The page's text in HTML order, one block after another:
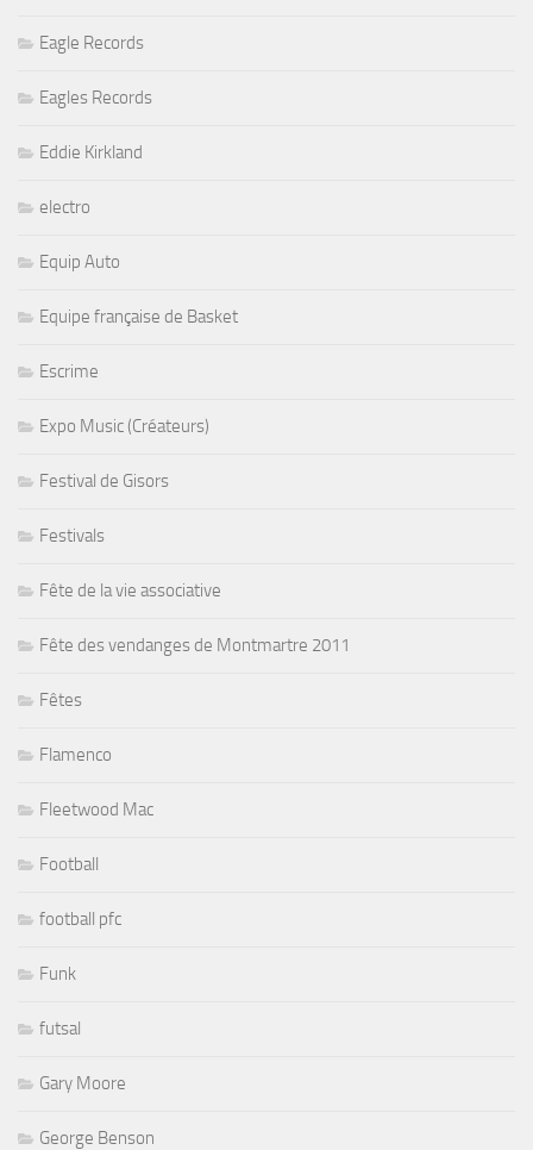
Eagle Records
Eagles Records
Eddie Kirkland
electro
Equip Auto
Equipe française de Basket
Escrime
Expo Music (Créateurs)
Festival de Gisors
Festivals
Fête de la vie associative
Fête des vendanges de Montmartre 2011
Fêtes
Flamenco
Fleetwood Mac
Football
football pfc
Funk
futsal
Gary Moore
George Benson